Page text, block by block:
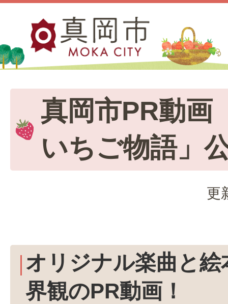
真岡市PR動画
いちご物語」
更
オリジナル楽曲と
界観のPR動画！